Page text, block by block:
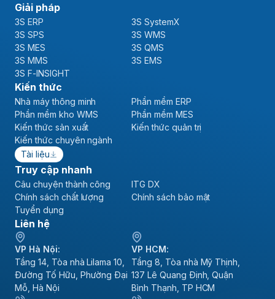
Giải pháp
3S ERP
3S SystemX
3S SPS
3S WMS
3S MES
3S QMS
3S MMS
3S EMS
3S F-INSIGHT
Kiến thức
Nhà máy thông minh
Phần mềm ERP
Phần mềm kho WMS
Phần mềm MES
Kiến thức sản xuất
Kiến thức quản trị
Kiến thức chuyên ngành
Tài liệu
Truy cập nhanh
Câu chuyện thành công
ITG DX
Chính sách chất lượng
Chính sách bảo mật
Tuyển dụng
Liên hệ
VP Hà Nội:
Tầng 14, Tòa nhà Lilama 10,
Đường Tố Hữu, Phường Đại
Mỗ, Hà Nội
VP HCM:
Tầng 8, Tòa nhà Mỹ Thịnh,
137 Lê Quang Định, Quận
Bình Thạnh, TP HCM